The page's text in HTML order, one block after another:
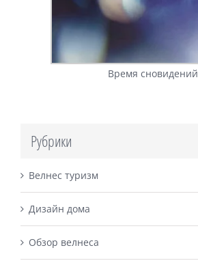
Время сновидений
Рубрики
Велнес туризм
Дизайн дома
Обзор велнеса